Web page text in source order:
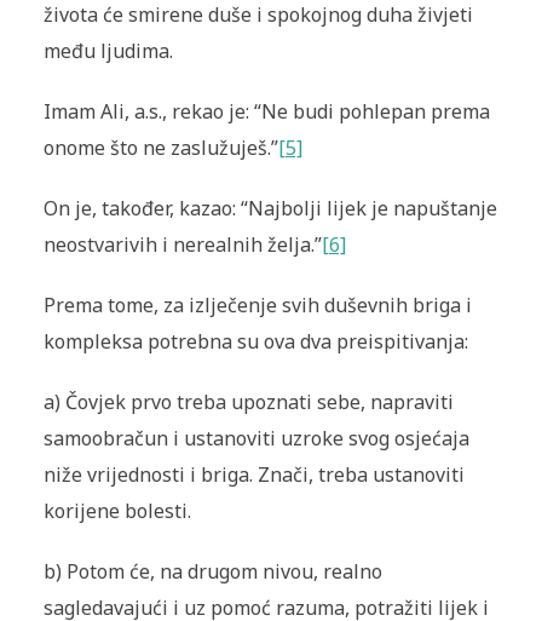
života će smirene duše i spokojnog duha živjeti
među ljudima.
Imam Ali, a.s., rekao je: “Ne budi pohlepan prema
onome što ne zaslužuješ.”[5]
On je, također, kazao: “Najbolji lijek je napuštanje
neostvarivih i nerealnih želja.”[6]
Prema tome, za izlječenje svih duševnih briga i
kompleksa potrebna su ova dva preispitivanja:
a) Čovjek prvo treba upoznati sebe, napraviti
samoobračun i ustanoviti uzroke svog osjećaja
niže vrijednosti i briga. Znači, treba ustanoviti
korijene bolesti.
b) Potom će, na drugom nivou, realno
sagledavajući i uz pomoć razuma, potražiti lijek i